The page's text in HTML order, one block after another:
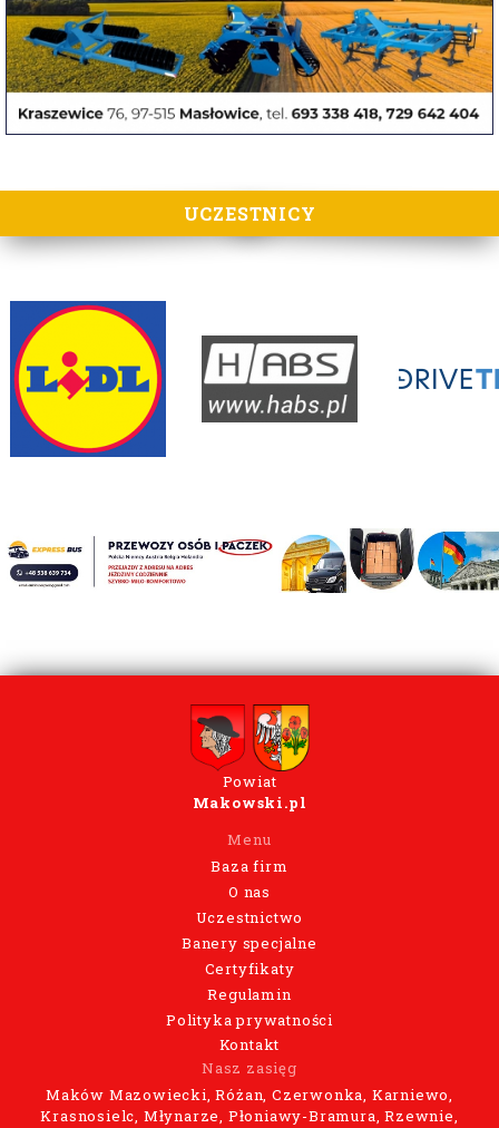
UCZESTNICY
Powiat
Makowski.pl
Menu
Baza firm
O nas
Uczestnictwo
Banery specjalne
Certyfikaty
Regulamin
Polityka prywatności
Kontakt
Nasz zasięg
Maków Mazowiecki, Różan, Czerwonka, Karniewo,
Krasnosielc, Młynarze, Płoniawy-Bramura, Rzewnie,